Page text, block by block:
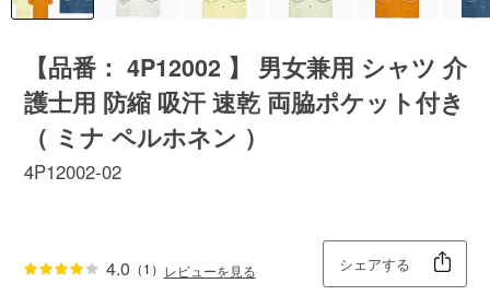
【品番： 4P12002 】 男女兼用 シャツ 介
護士用 防縮 吸汗 速乾 両脇ポケット付き
（ ミナ ペルホネン ）
4P12002-02
4.0 （1） レビューを見る シェアする